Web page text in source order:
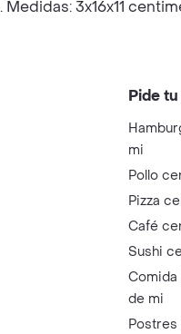
3x16x11
Pide
mi
Pollo
Pizza
Café
Sushi
de mi